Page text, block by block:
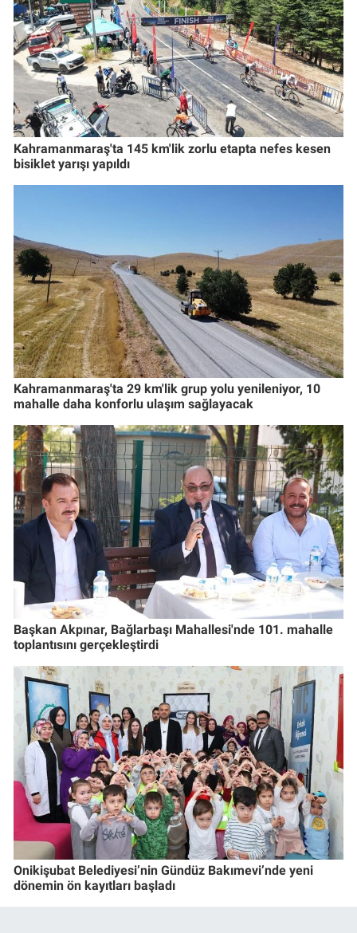
Kahramanmaraş'ta 145 km'lik zorlu etapta nefes kesen
bisiklet yarışı yapıldı
Kahramanmaraş'ta 29 km'lik grup yolu yenileniyor, 10
mahalle daha konforlu ulaşım sağlayacak
Başkan Akpınar, Bağlarbaşı Mahallesi'nde 101. mahalle
toplantısını gerçekleştirdi
Onikişubat Belediyesi’nin Gündüz Bakımevi’nde yeni
dönemin ön kayıtları başladı